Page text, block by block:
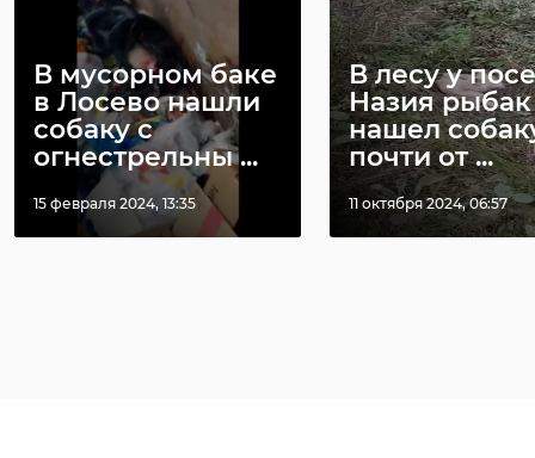
В мусорном баке
в Лосево нашли
собаку с
огнестрельны ...
15 февраля 2024, 13:35
В лесу у
Назия рыбак
нашел
почти от ...
11 октября 2024, 06:57